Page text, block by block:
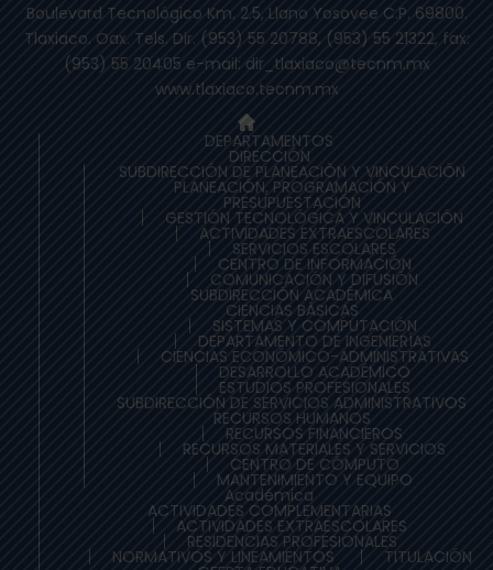
Boulevard Tecnológico Km. 2.5, Llano Yosovee C.P. 69800.
Tlaxiaco. Oax. Tels. Dir. (953) 55 20788, (953) 55 21322, fax:
(953) 55 20405 e-mail: dir_tlaxiaco@tecnm.mx
www.tlaxiaco.tecnm.mx
DEPARTAMENTOS
DIRECCIÓN
SUBDIRECCIÓN DE PLANEACIÒN Y VINCULACIÓN
PLANEACIÓN, PROGRAMACIÓN Y
PRESUPUESTACIÓN
GESTIÓN TECNOLÓGICA Y VINCULACIÓN
ACTIVIDADES EXTRAESCOLARES
SERVICIOS ESCOLARES
CENTRO DE INFORMACIÓN
COMUNICACIÓN Y DIFUSIÓN
SUBDIRECCIÓN ACADÉMICA
CIENCIAS BÁSICAS
SISTEMAS Y COMPUTACIÓN
DEPARTAMENTO DE INGENIERÍAS
CIENCIAS ECONÓMICO-ADMINISTRATIVAS
DESARROLLO ACADÉMICO
ESTUDIOS PROFESIONALES
SUBDIRECCIÓN DE SERVICIOS ADMINISTRATIVOS
RECURSOS HUMANOS
RECURSOS FINANCIEROS
RECURSOS MATERIALES Y SERVICIOS
CENTRO DE CÓMPUTO
MANTENIMIENTO Y EQUIPO
Académica
ACTIVIDADES COMPLEMENTARIAS
ACTIVIDADES EXTRAESCOLARES
RESIDENCIAS PROFESIONALES
NORMATIVOS Y LINEAMIENTOS TITULACIÓN